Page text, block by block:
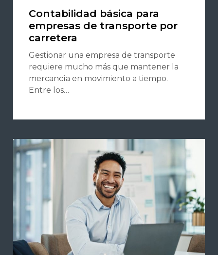
Contabilidad básica para
empresas de transporte por
carretera
Gestionar una empresa de transporte
requiere mucho más que mantener la
mercancía en movimiento a tiempo.
Entre los…